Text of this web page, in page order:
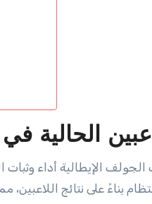
الحالية
الإيطالية أداء